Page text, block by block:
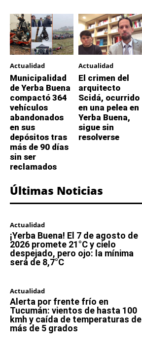
Actualidad
Municipalidad
de Yerba Buena
compactó 364
vehículos
abandonados
en sus
depósitos tras
más de 90 días
sin ser
reclamados
Actualidad
El crimen del
arquitecto
Scidá, ocurrido
en una pelea en
Yerba Buena,
sigue sin
resolverse
Últimas Noticias
Actualidad
¡Yerba Buena! El 7 de agosto de
2026 promete 21°C y cielo
despejado, pero ojo: la mínima
será de 8,7°C
Actualidad
Alerta por frente frío en
Tucumán: vientos de hasta 100
kmh y caída de temperaturas de
más de 5 grados